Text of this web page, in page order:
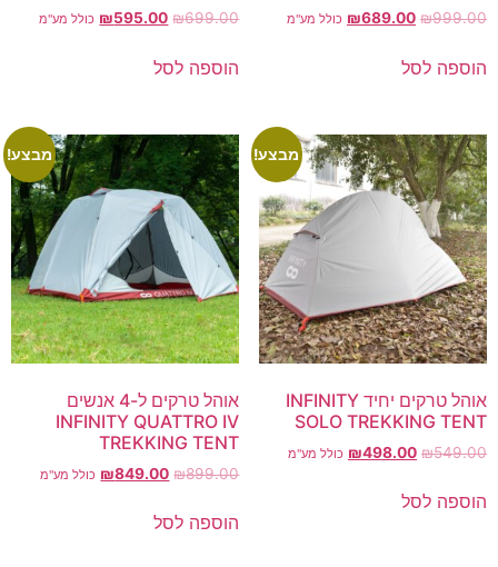
₪999.00
₪689.00 כולל מע"מ
הוספה לסל
₪699.00
₪595.00 כולל מע"מ
הוספה לסל
מבצע!
אוהל טרקים יחיד INFINITY
SOLO TREKKING TENT
₪549.00
₪498.00 כולל מע"מ
הוספה לסל
מבצע!
אוהל טרקים ל-4 אנשים
INFINITY QUATTRO IV
TREKKING TENT
₪899.00
₪849.00 כולל מע"מ
הוספה לסל